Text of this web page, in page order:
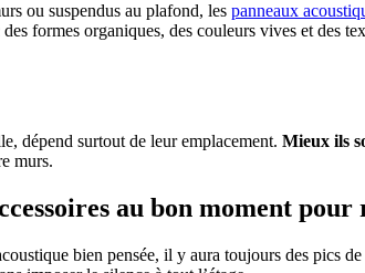
ou suspendus au plafond, les panneaux
formes organiques, des couleurs vives et des
dépend surtout de leur emplacement. Mieux ils
murs.
au bon moment
bien pensée, il y aura toujours des pics